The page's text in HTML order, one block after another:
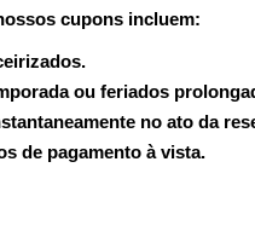
cupons incluem:
ou feriados
no ato da
de pagamento à vista.